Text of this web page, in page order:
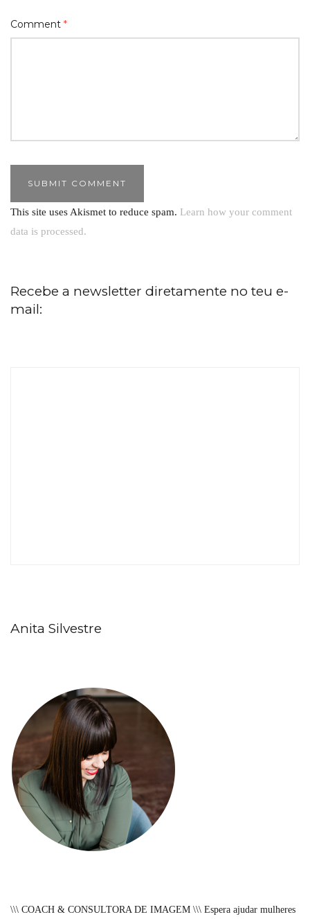
Comment *
This site uses Akismet to reduce spam. Learn how your comment
data is processed.
Recebe a newsletter diretamente no teu e-
mail:
Anita Silvestre
\\\ COACH & CONSULTORA DE IMAGEM \\\ Espera ajudar mulheres